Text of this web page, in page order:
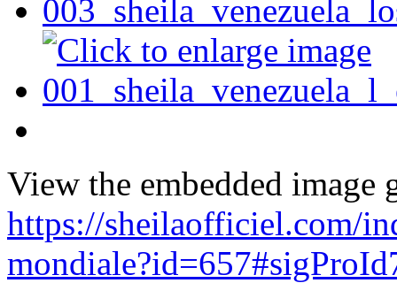
View the embedded image
https://sheilaofficiel.com/